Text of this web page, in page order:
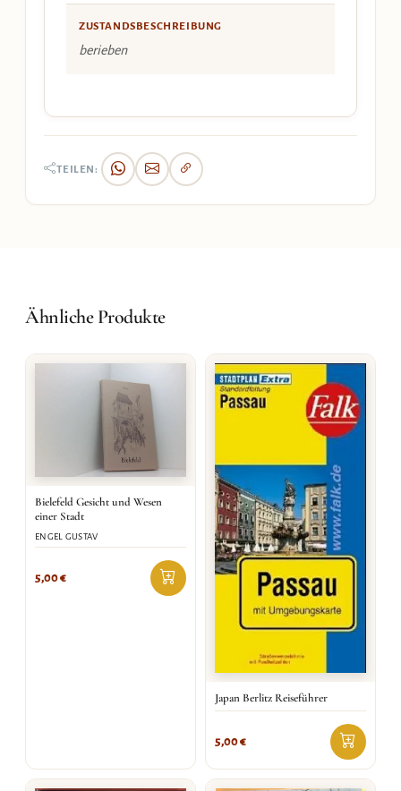
ZUSTANDSBESCHREIBUNG
berieben
TEILEN:
Ähnliche Produkte
Bielefeld Gesicht und Wesen
einer Stadt
ENGEL GUSTAV
5,00€
Japan Berlitz Reiseführer
5,00€